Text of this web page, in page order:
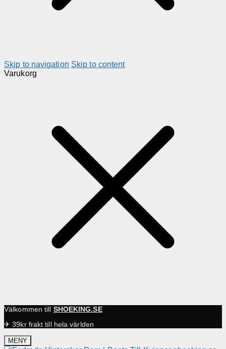
Skip to navigation Skip to content
Varukorg
Välkommen till SHOEKING.SE
✈ 39kr frakt till hela världen
MENY